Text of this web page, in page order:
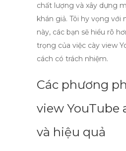
chất lượng và xây dựng
khán giả. Tôi hy vọng với
này, các bạn sẽ hiểu rõ
trọng của việc cày view
cách có trách nhiệm.
Các phương
view YouTube
và hiệu quả